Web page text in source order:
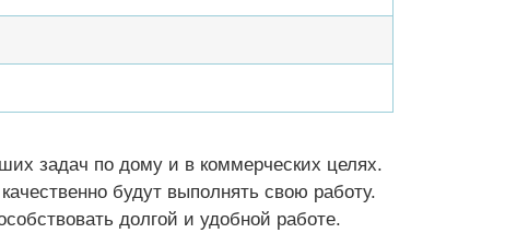
задач по дому и в коммерческих целях.
будут выполнять свою работу.
долгой и удобной работе.